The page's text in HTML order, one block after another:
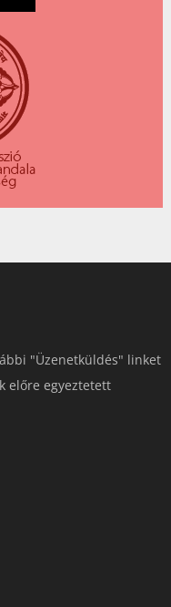
"Üzenetküldés" linket
előre egyeztetett